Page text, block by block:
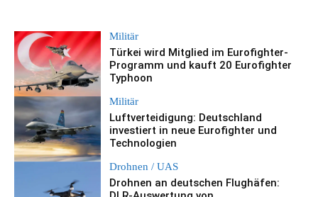
Militär
Türkei wird Mitglied im Eurofighter-
Programm und kauft 20 Eurofighter
Typhoon
Militär
Luftverteidigung: Deutschland
investiert in neue Eurofighter und
Technologien
Drohnen / UAS
Drohnen an deutschen Flughäfen: